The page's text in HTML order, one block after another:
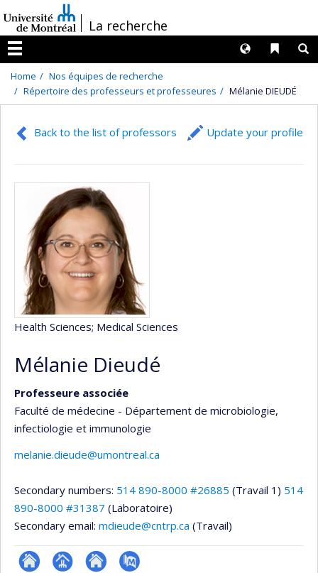
au
contenu
/La recherche
Menu
Liens
Langues
Home
Nos équipes de recherche
Répertoire des professeurs et professeures
Mélanie DIEUDÉ
Back to the list of professors Update your profile
Health Sciences; Medical Sciences
Mélanie Dieudé
Professeure associée
Faculté de médecine - Département de microbiologie,
infectiologie et immunologie
melanie.dieude@umontreal.ca
Secondary numbers: 514 890-8000 #26885 (Travail 1) 514
890-8000 #31387 (Laboratoire)
Secondary email: mdieude@cntrp.ca (Travail)